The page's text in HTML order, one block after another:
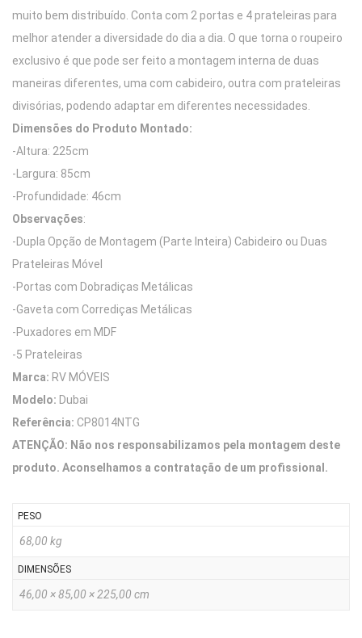
muito bem distribuído. Conta com 2 portas e 4 prateleiras para
melhor atender a diversidade do dia a dia. O que torna o roupeiro
exclusivo é que pode ser feito a montagem interna de duas
maneiras diferentes, uma com cabideiro, outra com prateleiras
divisórias, podendo adaptar em diferentes necessidades.
Dimensões do Produto Montado:
-Altura: 225cm
-Largura: 85cm
-Profundidade: 46cm
Observações:
-Dupla Opção de Montagem (Parte Inteira) Cabideiro ou Duas
Prateleiras Móvel
-Portas com Dobradiças Metálicas
-Gaveta com Corrediças Metálicas
-Puxadores em MDF
-5 Prateleiras
Marca: RV MÓVEIS
Modelo: Dubai
Referência: CP8014NTG
ATENÇÃO: Não nos responsabilizamos pela montagem deste
produto. Aconselhamos a contratação de um profissional.
PESO
68,00 kg
DIMENSÕES
46,00 × 85,00 × 225,00 cm